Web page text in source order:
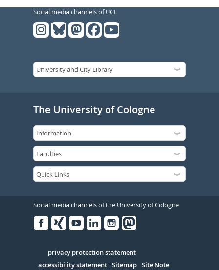
Social media channels of UCL
The University of Cologne
Social media channels of the University of Cologne
Serivce
privacy protection statement
accessibility statement Sitemap Site Note